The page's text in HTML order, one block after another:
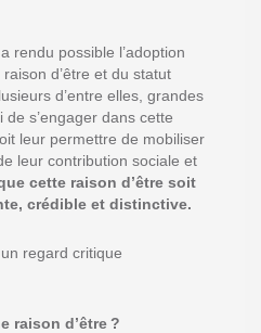
a rendu possible l’adoption
d’être et du statut
d’entre elles , grandes
de s’engager dans cette
leur permettre de mobiliser
leur contribution sociale et
cette raison d’être soit
crédible et distinctive.
un regard critique
raison d’être ?